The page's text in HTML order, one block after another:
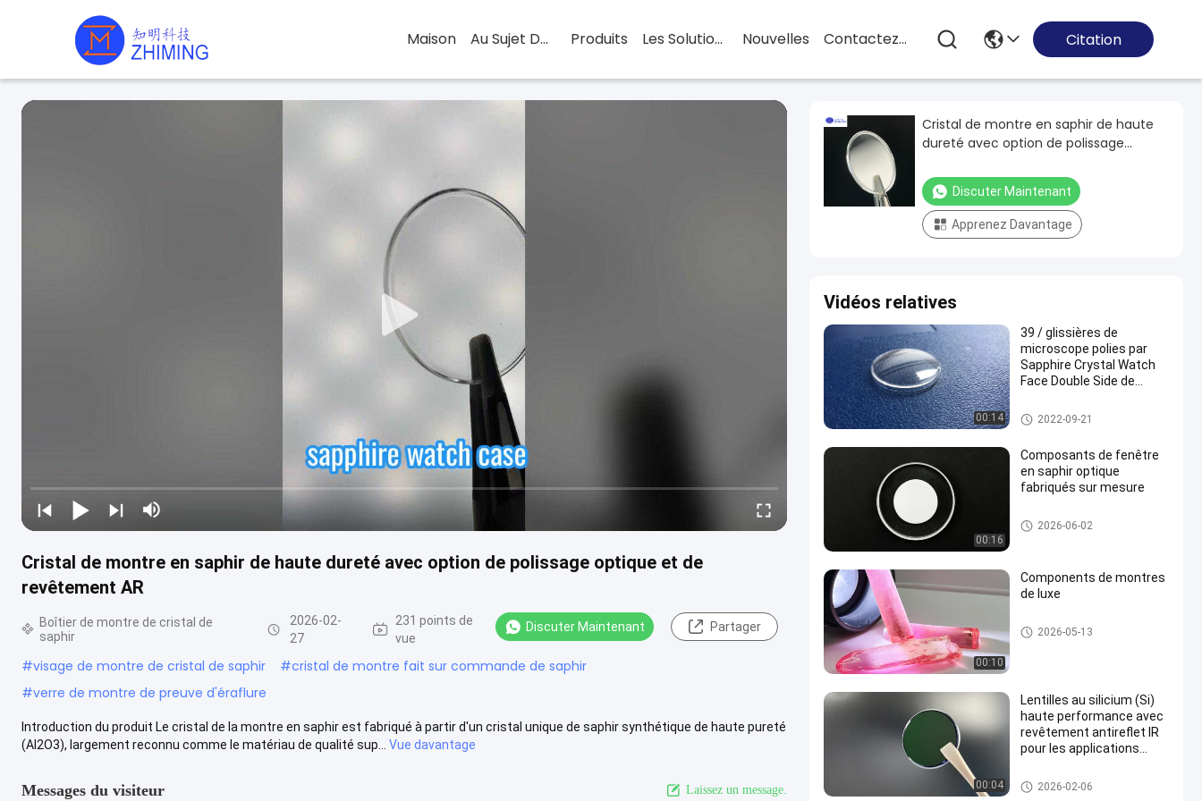
Maison Au Sujet Des Usa Produits Les Solutions Nouvelles Contactez-Nous Citation
Cristal de montre en saphir de haute dureté avec option de polissage optique et de
revêtement AR
Boîtier de montre de cristal de
saphir
2026-02-
27
231 points de
vue
Discuter Maintenant Partager
#visage de montre de cristal de saphir #cristal de montre fait sur commande de saphir
#verre de montre de preuve d'éraflure
Introduction du produit Le cristal de la montre en saphir est fabriqué à partir d'un cristal unique de saphir synthétique de haute pureté
(Al2O3), largement reconnu comme le matériau de qualité sup...
Vue davantage
Messages du visiteur Laissez un message.
Cristal de montre en saphir de haute
dureté avec option de polissage
Discuter Maintenant
Apprenez Davantage
Vidéos relatives
00:14
39 / glissières de
microscope polies par
Sapphire Crystal Watch
Face Double Side de
Boîtier de montre de cristal de
saphir
2022-09-21
00:16
Composants de fenêtre
en saphir optique
fabriqués sur mesure
Saphir Windows optique
2026-06-02
00:10
Components de montres
de luxe
substrat de saphir
2026-05-13
00:04
Lentilles au silicium (Si)
haute performance avec
revêtement antireflet IR
pour les applications
Saphir Windows optique
2026-02-06